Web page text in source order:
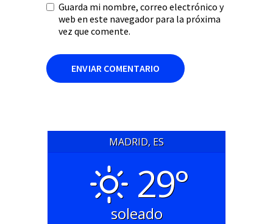
Guarda mi nombre, correo electrónico y
web en este navegador para la próxima
vez que comente.
MADRID, ES
29°
soleado